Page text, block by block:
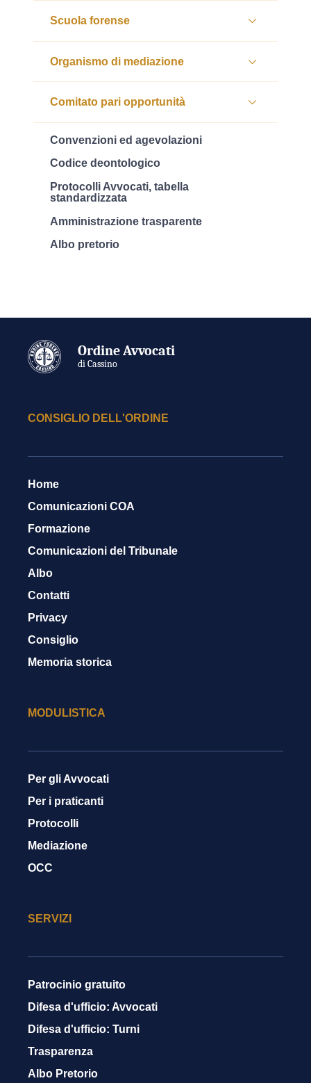
Scuola forense
Organismo di mediazione
Comitato pari opportunità
Convenzioni ed agevolazioni
Codice deontologico
Protocolli Avvocati, tabella
standardizzata
Amministrazione trasparente
Albo pretorio
Ordine Avvocati
di Cassino
CONSIGLIO DELL'ORDINE
Home
Comunicazioni COA
Formazione
Comunicazioni del Tribunale
Albo
Contatti
Privacy
Consiglio
Memoria storica
MODULISTICA
Per gli Avvocati
Per i praticanti
Protocolli
Mediazione
OCC
SERVIZI
Patrocinio gratuito
Difesa d'ufficio: Avvocati
Difesa d'ufficio: Turni
Trasparenza
Albo Pretorio